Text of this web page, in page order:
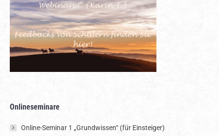
Onlineseminare
Online-Seminar 1 „Grundwissen“ (für Einsteiger)